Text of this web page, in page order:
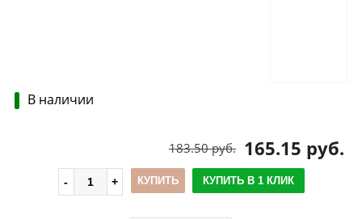
В наличии
165.15 руб.
183.50 руб.
КУПИТЬ КУПИТЬ В 1 КЛИК